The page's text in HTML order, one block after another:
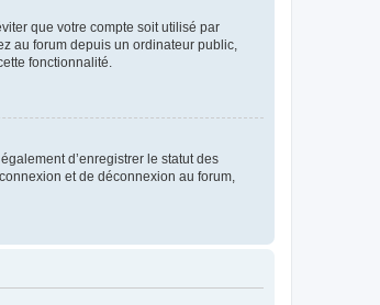
que votre compte soit utilisé par
au forum depuis un ordinateur public,
fonctionnalité.
d’enregistrer le statut des
et de déconnexion au forum,